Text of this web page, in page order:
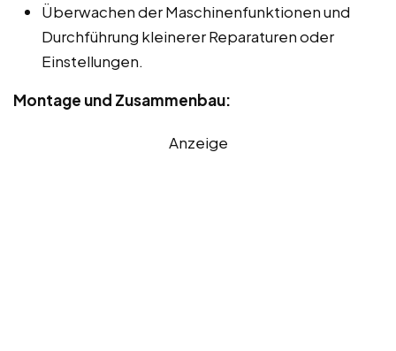
Überwachen der Maschinenfunktionen und
Durchführung kleinerer Reparaturen oder
Einstellungen.
Montage und Zusammenbau:
Anzeige